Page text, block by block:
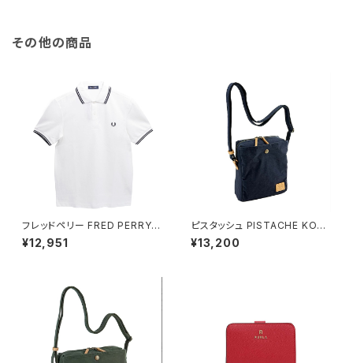
その他の商品
フレッドペリー FRED PERRY T
he Fred Perry Shirt M3600
ポロシャツ M3600-200-WHI
¥12,951
ピスタッシュ PISTACHE KON
BU ミニショルダーバッグ 撥水
軽量 縦型 斜めがけ 33797-3
¥13,200